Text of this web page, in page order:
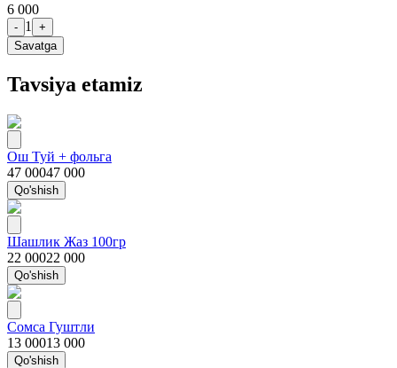
6 000
- 1
+
Savatga
Tavsiya etamiz
Ош Туй + фольга
47 00047 000
Qo'shish
Шашлик Жаз 100гр
22 00022 000
Qo'shish
Сомса Гуштли
13 00013 000
Qo'shish